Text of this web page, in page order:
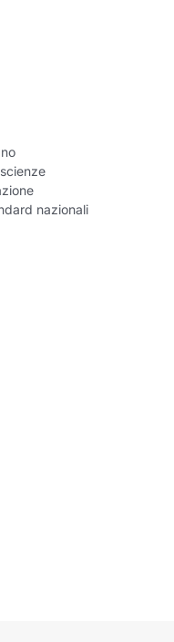
nazionali